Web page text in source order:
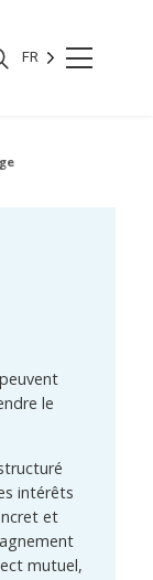
FR
le
intérêts
et
mutuel,